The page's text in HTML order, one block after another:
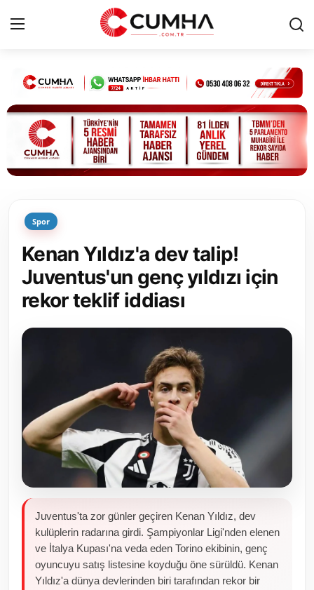
Kurumsal
Cumhurbaşkanlığı
Bakanlıklar
Siyasi Partiler
Yerel Yönetimler
Mülki İdare
Toplum ve Yaşam
Kamu Kurumları ve Üst Kurullar
Resmi Reklamlar
Spor
Kenan Yıldız'a dev talip!
Juventus'un genç yıldızı için
rekor teklif iddiası
Juventus'ta zor günler geçiren Kenan Yıldız, dev
kulüplerin radarına girdi. Şampiyonlar Ligi'nden elenen
ve İtalya Kupası'na veda eden Torino ekibinin, genç
oyuncuyu satış listesine koyduğu öne sürüldü. Kenan
Yıldız'a dünya devlerinden biri tarafından rekor bir